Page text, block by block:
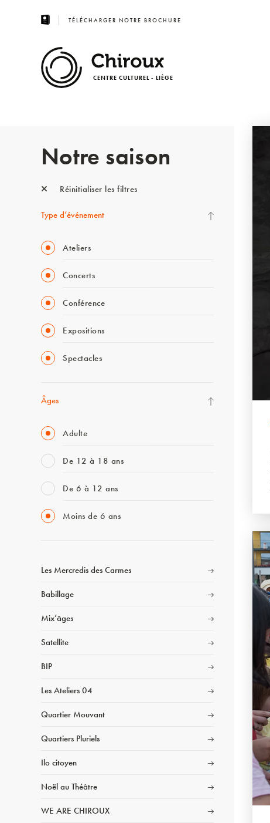
TÉLÉCHARGER NOTRE BROCHURE
CENTRE CULTUREL - LIÈGE
Notre saison
Réinitialiser les filtres
Type d’événement
Ateliers
Concerts
Conférence
Expositions
Spectacles
Âges
Adulte
De 12 à 18 ans
De 6 à 12 ans
Moins de 6 ans
Les Mercredis des Carmes
Babillage
Mix’âges
Satellite
BIP
Les Ateliers 04
Quartier Mouvant
Quartiers Pluriels
Ilo citoyen
Noël au Théâtre
WE ARE CHIROUX